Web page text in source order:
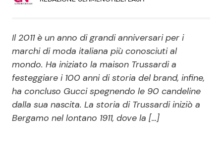
Politica Reality e Talent
Soap Opera
ShowBiz Social News
Il 2011 è un anno di grandi anniversari per i
marchi di moda italiana più conosciuti al
mondo. Ha iniziato la maison Trussardi a
festeggiare i 100 anni di storia del brand, infine,
ha concluso Gucci spegnendo le 90 candeline
dalla sua nascita. La storia di Trussardi iniziò a
Bergamo nel lontano 1911, dove la […]